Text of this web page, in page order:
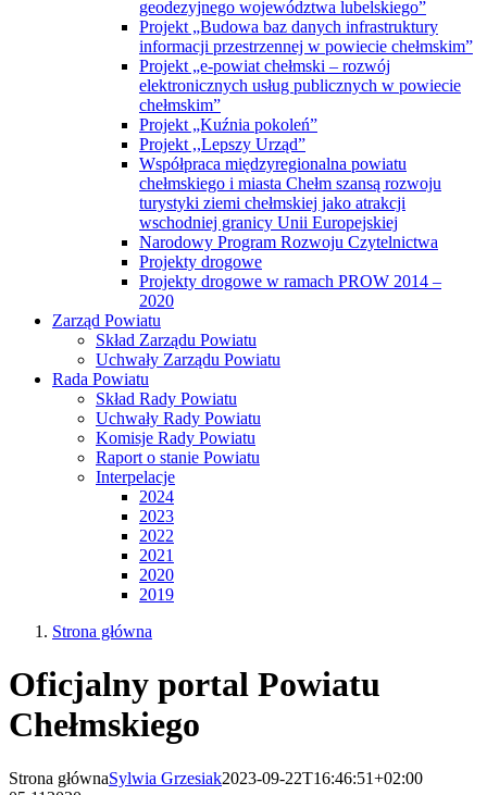
geodezyjnego województwa lubelskiego”
Projekt „Budowa baz danych infrastruktury
informacji przestrzennej w powiecie chełmskim”
Projekt „e-powiat chełmski – rozwój
elektronicznych usług publicznych w powiecie
chełmskim”
Projekt „Kuźnia pokoleń”
Projekt ,,Lepszy Urząd”
Współpraca międzyregionalna powiatu
chełmskiego i miasta Chełm szansą rozwoju
turystyki ziemi chełmskiej jako atrakcji
wschodniej granicy Unii Europejskiej
Narodowy Program Rozwoju Czytelnictwa
Projekty drogowe
Projekty drogowe w ramach PROW 2014 –
2020
Zarząd Powiatu
Skład Zarządu Powiatu
Uchwały Zarządu Powiatu
Rada Powiatu
Skład Rady Powiatu
Uchwały Rady Powiatu
Komisje Rady Powiatu
Raport o stanie Powiatu
Interpelacje
2024
2023
2022
2021
2020
2019
Strona główna
Oficjalny portal Powiatu
Chełmskiego
Strona głównaSylwia Grzesiak2023-09-22T16:46:51+02:00